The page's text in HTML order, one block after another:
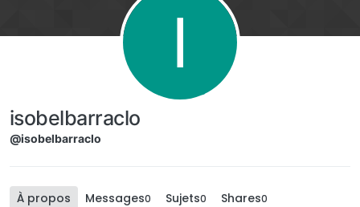
I
isobelbarraclo
@isobelbarraclo
À propos Messages0 Sujets0 Shares0